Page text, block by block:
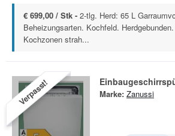
€ 699,00 / Stk - 2-tlg. Herd: 65 L
Beheizungsarten. Kochfeld.
Kochzonen strah...
Verpasst! Marke: Zanussi